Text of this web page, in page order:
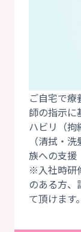
ご自宅で
師の指示に
ハビリ（拘
（清拭・
族への支援
※入社時研
のある方